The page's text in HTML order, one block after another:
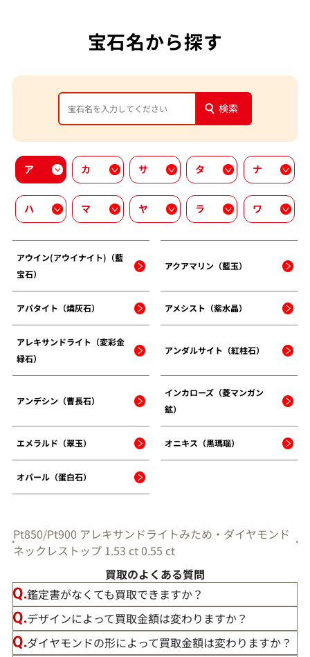
宝石名から探す
検索
ア カ サ タ ナ
ハ マ ヤ ラ ワ
アウイン(アウイナイト)（藍
宝石）
アクアマリン（藍玉）
アパタイト（燐灰石） アメシスト（紫水晶）
アレキサンドライト（変彩金
緑石）
アンダルサイト（紅柱石）
アンデシン（曹長石）
インカローズ（菱マンガン
鉱）
エメラルド（翠玉） オニキス（黒瑪瑙）
オパール（蛋白石）
Pt850/Pt900 アレキサンドライトみため・ダイヤモンド
ネックレストップ 1.53 ct 0.55 ct
買取のよくある質問
鑑定書がなくても買取できますか？
デザインによって買取金額は変わりますか？
ダイヤモンドの形によって買取金額は変わりますか？